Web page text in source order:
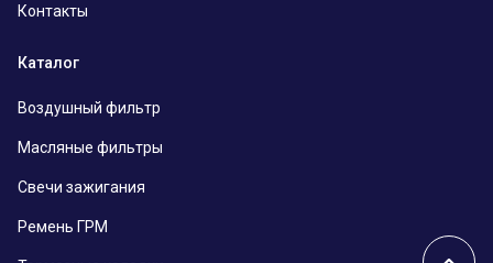
Контакты
Каталог
Воздушный фильтр
Масляные фильтры
Свечи зажигания
Ремень ГРМ